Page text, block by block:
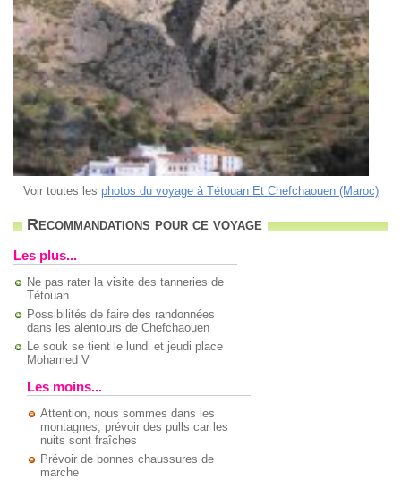
Voir toutes les photos du voyage à Tétouan Et Chefchaouen (Maroc)
Recommandations pour ce voyage
Les plus...
Ne pas rater la visite des tanneries de
Tétouan
Possibilités de faire des randonnées
dans les alentours de Chefchaouen
Le souk se tient le lundi et jeudi place
Mohamed V
Les moins...
Attention, nous sommes dans les
montagnes, prévoir des pulls car les
nuits sont fraîches
Prévoir de bonnes chaussures de
marche